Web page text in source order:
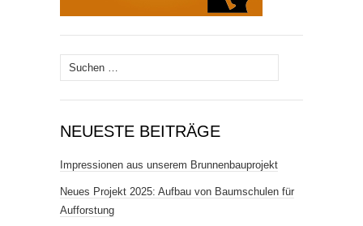
Suchen
nach:
NEUESTE BEITRÄGE
Impressionen aus unserem Brunnenbauprojekt
Neues Projekt 2025: Aufbau von Baumschulen für
Aufforstung